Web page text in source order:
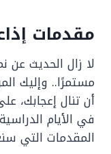
مقدمات
لا زال الحديث عن
مستمرًا.. وإليك
أن تنال إعجابك،
في الأيام
المقدمات التي